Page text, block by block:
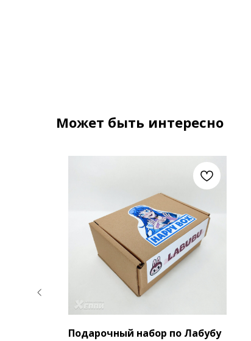
Может быть интересно
Подарочный набор по Лабубу